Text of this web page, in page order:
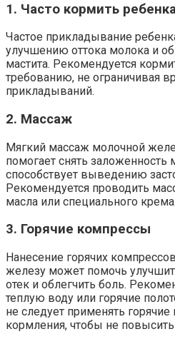
1. Часто кормить
Частое прикладывание
улучшению оттока молока и
мастита. Рекомендуется
требованию, не ограничивая
прикладываний.
2. Массаж
Мягкий массаж молочной
помогает снять
способствует выведению
Рекомендуется проводить
масла или специального крема.
3. Горячие компрессы
Нанесение горячих
железу может помочь
отек и облегчить боль.
теплую воду или горячие
не следует применять
кормления, чтобы не